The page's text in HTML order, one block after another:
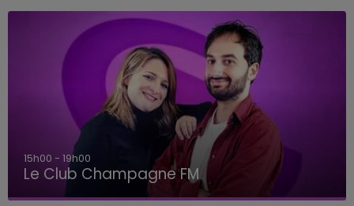
15h00 - 19h00
Le Club Champagne FM